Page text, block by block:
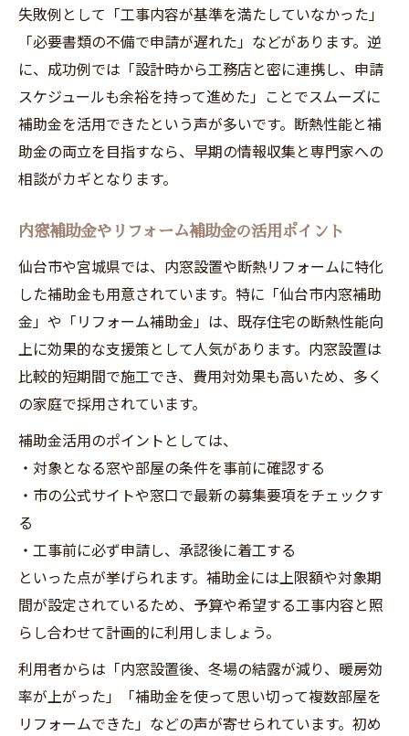
失敗例として「工事内容が基準を満たしていなかった」
「必要書類の不備で申請が遅れた」などがあります。逆
に、成功例では「設計時から工務店と密に連携し、申請
スケジュールも余裕を持って進めた」ことでスムーズに
補助金を活用できたという声が多いです。断熱性能と補
助金の両立を目指すなら、早期の情報収集と専門家への
相談がカギとなります。
内窓補助金やリフォーム補助金の活用ポイント
仙台市や宮城県では、内窓設置や断熱リフォームに特化
した補助金も用意されています。特に「仙台市内窓補助
金」や「リフォーム補助金」は、既存住宅の断熱性能向
上に効果的な支援策として人気があります。内窓設置は
比較的短期間で施工でき、費用対効果も高いため、多く
の家庭で採用されています。
補助金活用のポイントとしては、
・対象となる窓や部屋の条件を事前に確認する
・市の公式サイトや窓口で最新の募集要項をチェックす
る
・工事前に必ず申請し、承認後に着工する
といった点が挙げられます。補助金には上限額や対象期
間が設定されているため、予算や希望する工事内容と照
らし合わせて計画的に利用しましょう。
利用者からは「内窓設置後、冬場の結露が減り、暖房効
率が上がった」「補助金を使って思い切って複数部屋を
リフォームできた」などの声が寄せられています。初め